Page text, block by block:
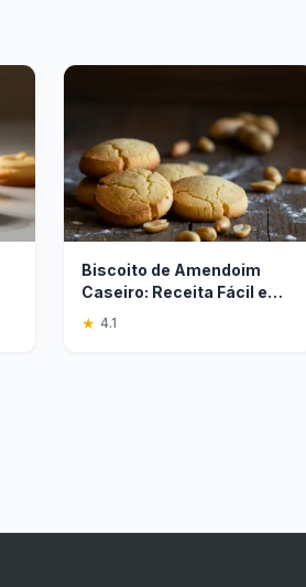
Biscoito de Amendoim
Caseiro: Receita Fácil e
Crocante!
★ 4.1